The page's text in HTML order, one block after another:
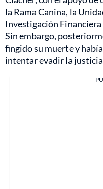
la Rama Canina, la
Investigación
Sin embargo,
fingido su muerte y
intentar evadir la